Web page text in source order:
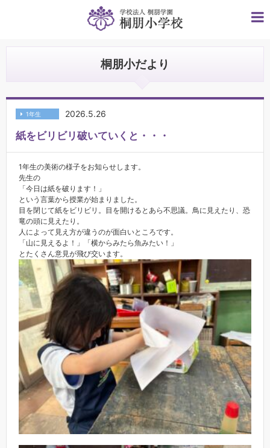
桐朋小だより
2026.5.26
1年生
紙をビリビリ破いていくと・・・
1年生の美術の様子をお知らせします。
先生の
「今日は紙を破ります！」
という言葉から授業が始まりました。
目を閉じて紙をビリビリ。目を開けるとあら不思議。鳥に見えたり、恐
竜の頭に見えたり。
人によって見え方が違うのが面白いところです。
「山に見えるよ！」「横からみたら魚みたい！」
とたくさん意見が飛び交います。